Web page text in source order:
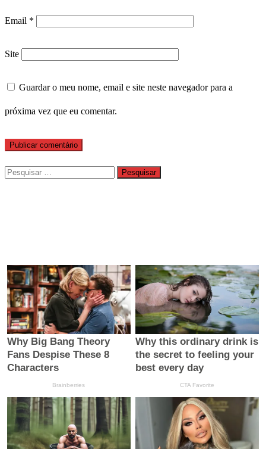
Email *
Site
Guardar o meu nome, email e site neste navegador para a
próxima vez que eu comentar.
Pesquisar
por: